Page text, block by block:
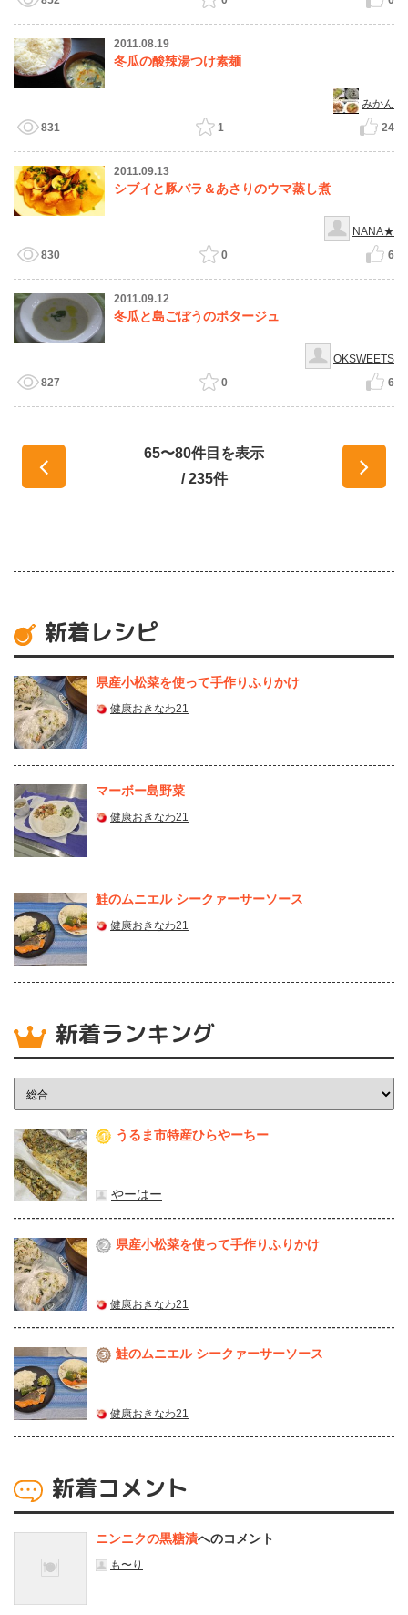
2011.08.19
冬瓜の酸辣湯つけ素麺
みかん
831
1 24
2011.09.13
シブイと豚バラ＆あさりのウマ蒸し煮
NANA★
830
0 6
2011.09.12
冬瓜と島ごぼうのポタージュ
OKSWEETS
827
0 6
65〜80件目を表示
/ 235件
新着レシピ
県産⼩松菜を使って⼿作りふりかけ
健康おきなわ21
マーボー島野菜
健康おきなわ21
鮭のムニエル シークァーサーソース
健康おきなわ21
新着ランキング
1 うるま市特産ひらやーちー
やーはー
2 県産⼩松菜を使って⼿作りふりかけ
健康おきなわ21
3 鮭のムニエル シークァーサーソース
健康おきなわ21
新着コメント
ニンニクの黒糖漬へのコメント
も〜り